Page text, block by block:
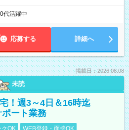
代活躍中
応募する 詳細へ
掲載日：2026.08.08
未読
！週3～4日＆16時迄
ート業務
クOK WEB登録・面接OK